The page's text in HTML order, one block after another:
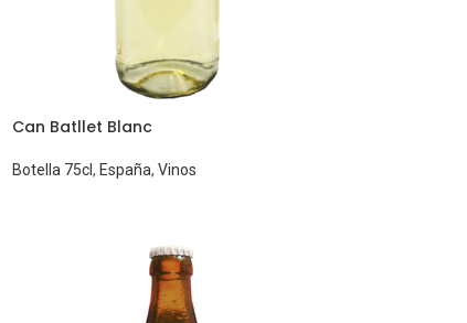
Can Batllet Blanc
Botella 75cl, España, Vinos